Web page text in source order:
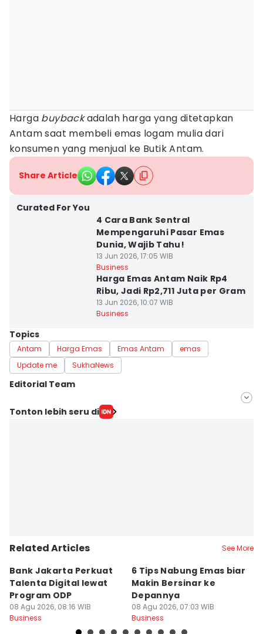
Harga buybackadalah harga yang ditetapkan
Antam saat membeli emas logam mulia dari
konsumen yang menjual ke Butik Antam.
Share Article
Curated For You
4 Cara Bank Sentral
Mempengaruhi Pasar Emas
Dunia, Wajib Tahu!
13 Jun 2026, 17:05 WIB
Business
Harga Emas Antam Naik Rp4
Ribu, Jadi Rp2,711 Juta per Gram
13 Jun 2026, 10:07 WIB
Business
Topics
Antam Harga Emas Emas Antam
emas
Update me
SukhaNews
Editorial Team
Editor
Tonton lebih seru di
Related Articles See More
Bank Jakarta Perkuat
Talenta Digital lewat
Program ODP
08 Agu 2026, 08:16 WIB
Business
6 Tips Nabung Emas biar
Makin Bersinar ke
Depannya
08 Agu 2026, 07:03 WIB
Business